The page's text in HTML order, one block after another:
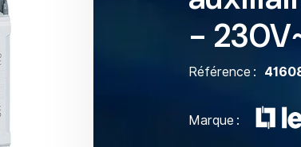
-
Référence
Marque